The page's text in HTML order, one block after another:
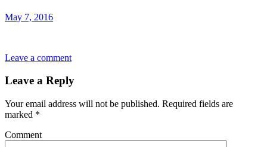
May 7, 2016
Leave a comment
Leave a Reply
Your email address will not be published. Required fields are
marked *
Comment